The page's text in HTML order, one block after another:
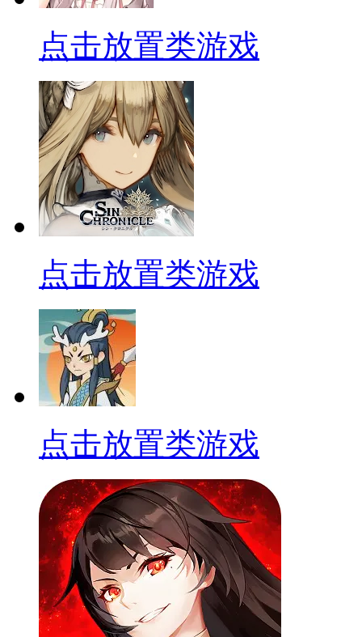
点击放置类游戏
点击放置类游戏
点击放置类游戏